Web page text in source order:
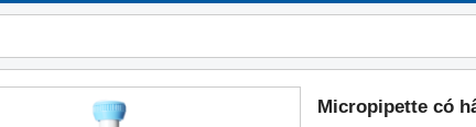
Micropipette có